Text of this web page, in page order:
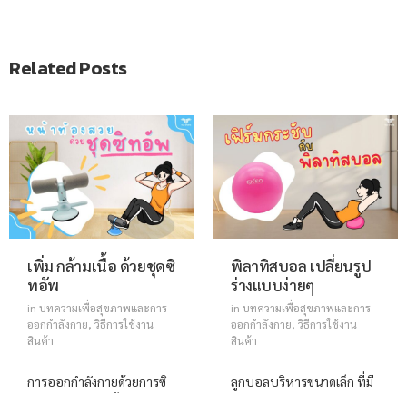
Related Posts
เพิ่ม กล้ามเนื้อ ด้วยชุดซิ
ทอัพ
in บทความเพื่อสุขภาพและการ
ออกกำลังกาย, วิธีการใช้งาน
สินค้า
การออกกำลังกายด้วยการซิ
พิลาทิสบอล เปลี่ยนรูป
ร่างแบบง่ายๆ
in บทความเพื่อสุขภาพและการ
ออกกำลังกาย, วิธีการใช้งาน
สินค้า
ลูกบอลบริหารขนาดเล็ก ที่มี